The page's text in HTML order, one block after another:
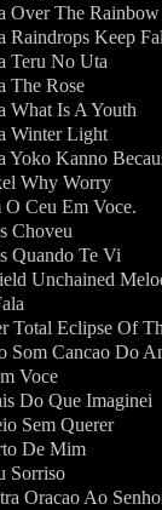
Over The Rainbow
Raindrops Keep
Teru No Uta
The Rose
What Is A Youth
Winter Light
Yoko Kanno
Why Worry
Ceu Em Voce.
Choveu
Quando Te Vi
Unchained
Total Eclipse Of
Som Cancao Do
Voce
Do Que Imaginei
Sem Querer
De Mim
Sorriso
Oracao Ao